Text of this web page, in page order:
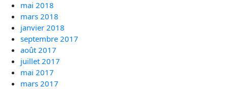
mai 2018
mars 2018
janvier 2018
septembre 2017
août 2017
juillet 2017
mai 2017
mars 2017